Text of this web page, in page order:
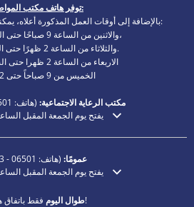
توفر هاتف مكتب المواطنين:
بالإضافة إلى أوقات العمل المذكورة أعلاه، يمكنك التواصل معنا عبر الهاتف:
والاثنين من الساعة 9 صباحًا حتى الساعة 12 ظهرًا،
والثلاثاء من الساعة 2 ظهرًا حتى الساعة 4 مساءً.
الاربعاء من الساعة 2 ظهرا حتى الساعة 4 مساءا
الخميس من 9 صباحاً حتى 12 ظهراً
مكتب الرعاية الاجتماعية: (هاتف:
انقر لإخفاء أوقات الفتح أو
يفتح يوم الجمعة المقبل الساعة
عمومًا: (هاتف:
انقر لإخفاء أوقات الفتح أو
يفتح يوم الجمعة المقبل الساعة
طوال اليومفقط باتفاق هاتفي!